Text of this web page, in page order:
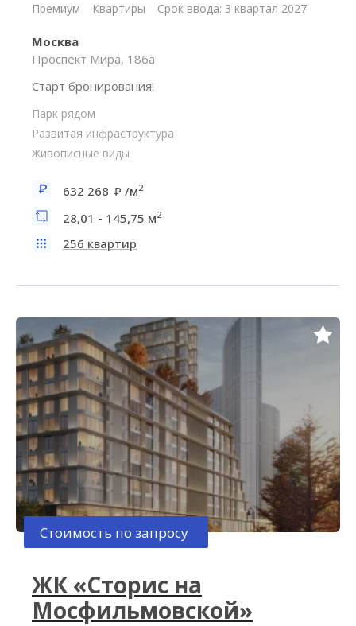
Премиум Квартиры Срок ввода: 3 квартал 2027
Москва
Проспект Мира, 186а
Старт бронирования!
Парк рядом
Развитая инфраструктура
Живописные виды
632 268 /м2
28,01 - 145,75 м2
256 квартир
Стоимость по запросу
ЖК «Сторис на
Мосфильмовской»